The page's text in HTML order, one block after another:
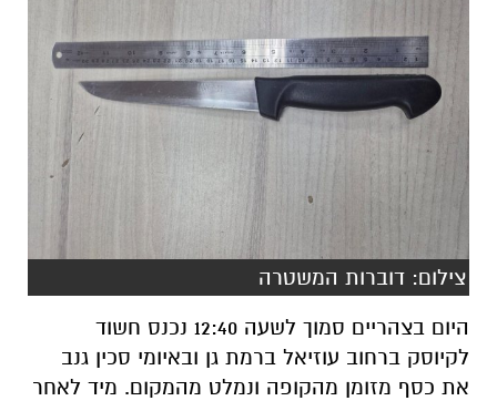
צילום: דוברות המשטרה
היום בצהריים סמוך לשעה 12:40 נכנס חשוד
לקיוסק ברחוב עוזיאל ברמת גן ובאיומי סכין גנב
את כסף מזומן מהקופה ונמלט מהמקום. מיד לאחר